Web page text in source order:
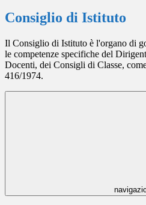
Consiglio di Istituto
Il Consiglio di Istituto è l'organo di
le competenze specifiche del
Docenti, dei Consigli di Classe,
416/1974.